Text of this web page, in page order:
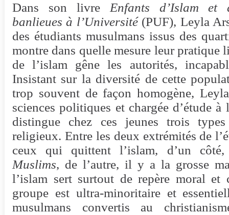
Dans son livre Enfants d’Islam et
banlieues à l’Université(PUF), Leyla
des étudiants musulmans issus des
montre dans quelle mesure leur pratique
de l’islam gêne les autorités,
Insistant sur la diversité de cette
trop souvent de façon homogène,
sciences politiques et chargée d’étude
distingue chez ces jeunes trois
religieux. Entre les deux extrémités de
ceux qui quittent l’islam, d’un
Muslims, de l’autre, il y a la grosse
l’islam sert surtout de repère moral et
groupe est ultra-minoritaire et
musulmans convertis au